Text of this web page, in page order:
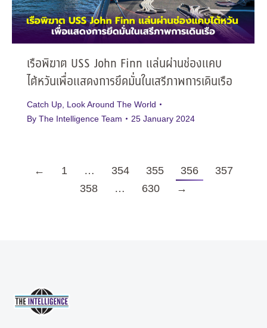
เรือพิฆาต USS John Finn แล่นผ่านช่องแคบ
ไต้หวันเพื่อแสดงการยึดมั่นในเสรีภาพการเดินเรือ
Catch Up Look Around The World
By The Intelligence Team 25 January 2024
← 1 … 354 355 356
357
358
… 630 →